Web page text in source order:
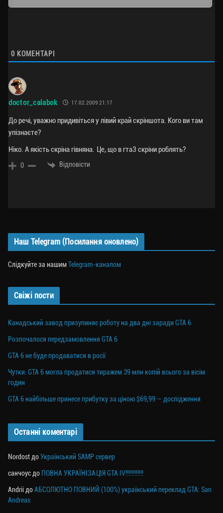
0 КОМЕНТАРІ
doctor_calabok 17.02.2009 21:17
До речі, уважно придивіться у лівий край скріншота. Кого ви там
упізнаєте?
Ніко. А якість скріна гівняна. Це, що в гта3 скріни роблять?
0 Відповісти
Наш Telegram (Посилання оновлено)
Слідкуйте за нашимTelegram-каналом
Свіжі пости
Канадський завод призупиняє роботу на два дні заради GTA 6
Розпочалося передзамовлення GTA 6
GTA 6 не буде продаватися в росії
Чутки: GTA 6 могла продатися тиражем 39 млн копій всього за вісім
годин
GTA 6 найбільше принесе прибутку за ціною $69,99 — дослідження
Останні коментарі
Nordost доУкраїнський SAMP сервер
санчоус до ПОВНА УКРАЇНІЗАЦІЯ GTA IV!!!!!!!!!!!!
Andrii доАБСОЛЮТНО ПОВНИЙ (100%) український переклад GTA: San
Andreas